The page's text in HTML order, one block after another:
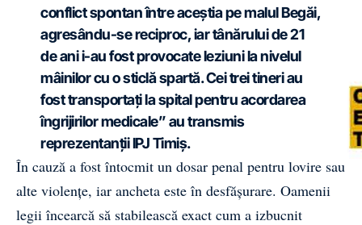
conflict spontan între aceștia pe malul Begăi,
agresându-se reciproc, iar tânărului de 21
de ani i-au fost provocate leziuni la nivelul
mâinilor cu o sticlă spartă. Cei trei tineri au
fost transportați la spital pentru acordarea
îngrijirilor medicale” au transmis
reprezentanțiiIPJ Timiș.
În cauză a fost întocmit un dosar penal pentru lovire sau
alte violențe, iar ancheta este în desfășurare. Oamenii
legii încearcă să stabilească exact cum a izbucnit